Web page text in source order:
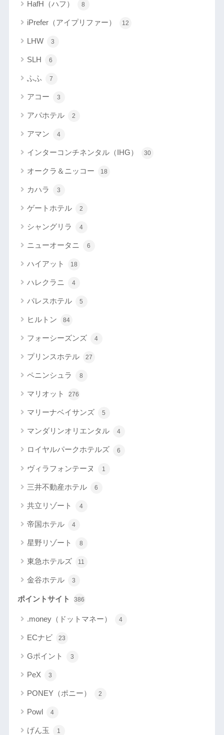
HafH（ハフ） 8
iPrefer（アイプリファー） 12
LHW 3
SLH 6
ふふ 7
アコー 3
アパホテル 2
アマン 4
インターコンチネンタル（IHG） 30
オークラ＆ニッコー 18
カハラ 3
ゲートホテル 2
シャングリラ 4
ニューオータニ 6
ハイアット 18
ハレクラニ 4
パレスホテル 5
ヒルトン 84
フォーシーズンズ 4
プリンスホテル 27
ペニンシュラ 8
マリオット 276
マリーナベイサンズ 5
マンダリンオリエンタル 4
ロイヤルパークホテルズ 6
ヴィラフォンテーヌ 1
三井不動産ホテル 6
共立リゾート 4
帝国ホテル 4
星野リゾート 8
東急ホテルズ 11
金谷ホテル 3
ポイントサイト 386
.money（ドットマネー） 4
ECナビ 23
Gポイント 3
PeX 3
PONEY（ポニー） 2
Powl 4
げん玉 1